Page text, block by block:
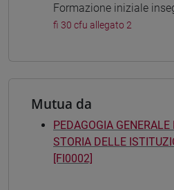
Formazione iniziale
fi 30 cfu allegato 2
Mutua da
PEDAGOGIA
STORIA DELLE
[FI0002]